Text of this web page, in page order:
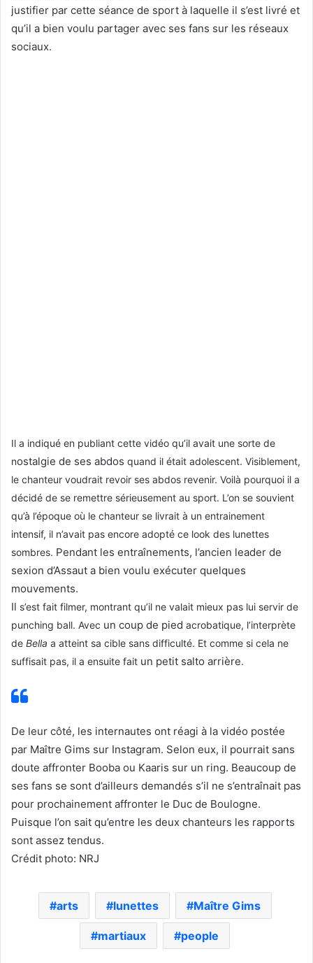
justifier par cette séance de sport à laquelle il s’est livré et
qu’il a bien voulu partager avec ses fans sur les réseaux
sociaux.
Il a indiqué en publiant cette vidéo qu’il avait une sorte de
nostalgie de ses abdos quand il était adolescent. Visiblement,
le chanteur voudrait revoir ses abdos revenir. Voilà pourquoi il a
décidé de se remettre sérieusement au sport. L’on se souvient
qu’à l’époque où le chanteur se livrait à un entrainement
intensif, il n’avait pas encore adopté ce look des lunettes
sombres. Pendant les entraînements, l’ancien leader de
sexion d’Assaut a bien voulu exécuter quelques
mouvements.
Il s’est fait filmer, montrant qu’il ne valait mieux pas lui servir de
punching ball. Avec un coup de pied acrobatique, l’interprète
de Bella a atteint sa cible sans difficulté. Et comme si cela ne
suffisait pas, il a ensuite fait un petit salto arrière.
De leur côté, les internautes ont réagi à la vidéo postée
par Maître Gims sur Instagram. Selon eux, il pourrait sans
doute affronter Booba ou Kaaris sur un ring. Beaucoup de
ses fans se sont d’ailleurs demandés s’il ne s’entraînait pas
pour prochainement affronter le Duc de Boulogne.
Puisque l’on sait qu’entre les deux chanteurs les rapports
sont assez tendus.
Crédit photo: NRJ
arts lunettes Maître Gims
martiaux people